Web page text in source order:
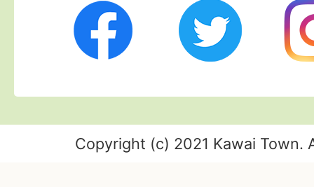
Facebook Twitter
Copyright (c) 2021 Kawai Town.